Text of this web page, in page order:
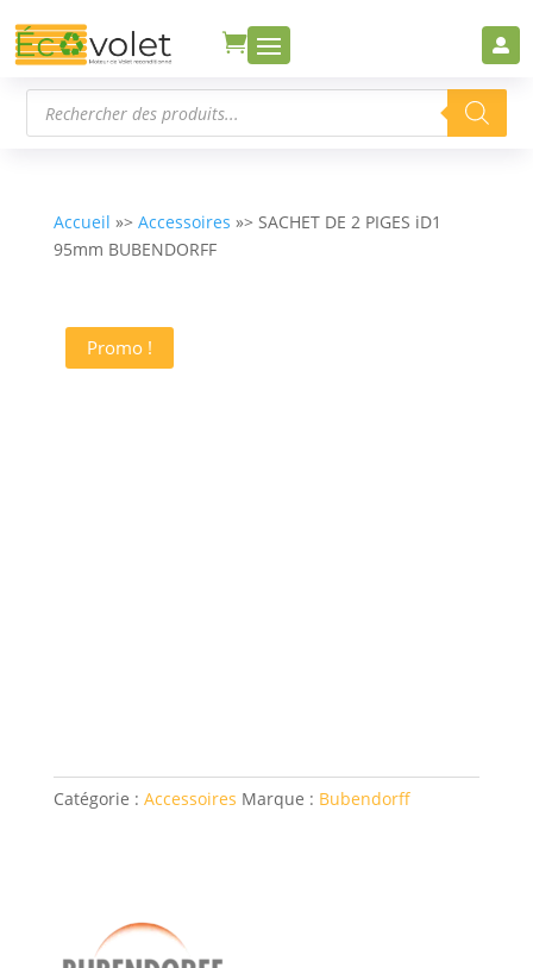
 
Recherche
produits
Accueil »> Accessoires »> SACHET DE 2 PIGES iD1
95mm BUBENDORFF
Promo !
Catégorie : Accessoires Marque : Bubendorff